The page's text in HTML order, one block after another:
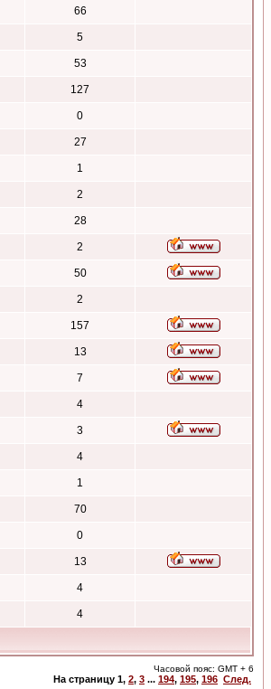
66
5
53
127
0
27
1
2
28
2
50
2
157
13
7
4
3
4
1
70
0
13
4
4
Часовой пояс: GMT + 6
На страницу 1, 2, 3 ... 194, 195, 196 След.